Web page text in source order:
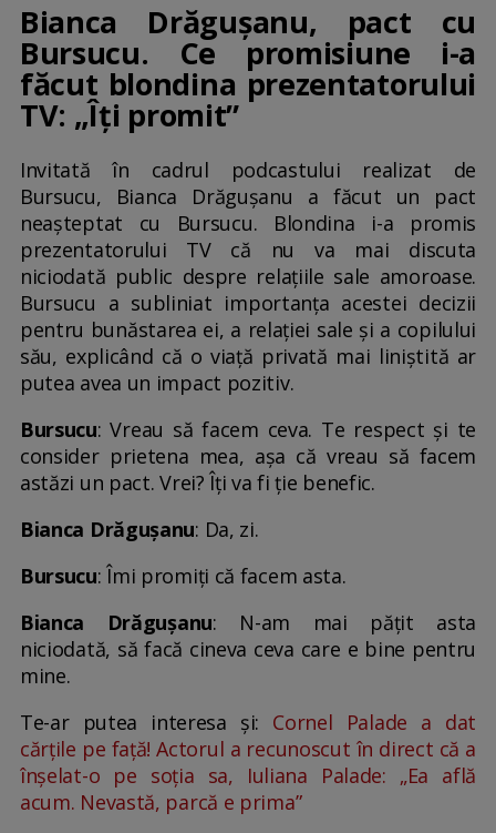
Bianca Drăgușanu, pact cu
Bursucu. Ce promisiune i-a
făcut blondina prezentatorului
TV: „Îți promit”
Invitată în cadrul podcastului realizat de
Bursucu, Bianca Drăgușanu a făcut un pact
neașteptat cu Bursucu. Blondina i-a promis
prezentatorului TV că nu va mai discuta
niciodată public despre relațiile sale amoroase.
Bursucu a subliniat importanța acestei decizii
pentru bunăstarea ei, a relației sale și a copilului
său, explicând că o viață privată mai liniștită ar
putea avea un impact pozitiv.
Bursucu: Vreau să facem ceva. Te respect și te
consider prietena mea, așa că vreau să facem
astăzi un pact. Vrei? Îți va fi ție benefic.
Bianca Drăgușanu: Da, zi.
Bursucu: Îmi promiți că facem asta.
Bianca Drăgușanu: N-am mai pățit asta
niciodată, să facă cineva ceva care e bine pentru
mine.
Te-ar putea interesa și: Cornel Palade a dat
cărțile pe față! Actorul a recunoscut în direct că a
înșelat-o pe soția sa, Iuliana Palade: „Ea află
acum. Nevastă, parcă e prima”